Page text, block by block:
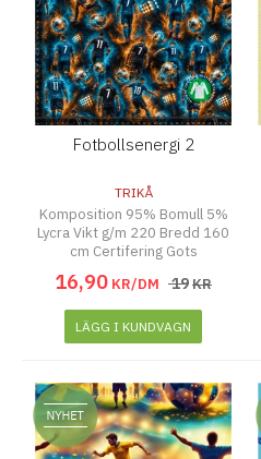
Fotbollsenergi 2
TRIKÅ
Komposition 95% Bomull 5%
Lycra Vikt g/m 220 Bredd 160
cm Certifering Gots
16,90 KR/DM 19KR
LÄGG I KUNDVAGN